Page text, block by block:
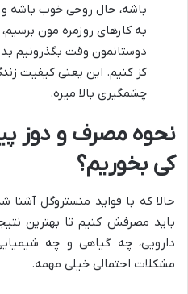
باشه، حال روحی خوب باشه و
به کارهای روزمره مون
دوستانمون وقت بگذرونیم
کز کنیم. این یعنی کیفیت
چشمگیری بالا میره.
نحوه مصرف و دوز
کی بخوریم؟
حالا که با فواید منستروگل آشنا
باید مصرفش کنیم تا بهترین
دارویی، چه گیاهی و چه
مشکلات احتمالی خیلی مهمه.